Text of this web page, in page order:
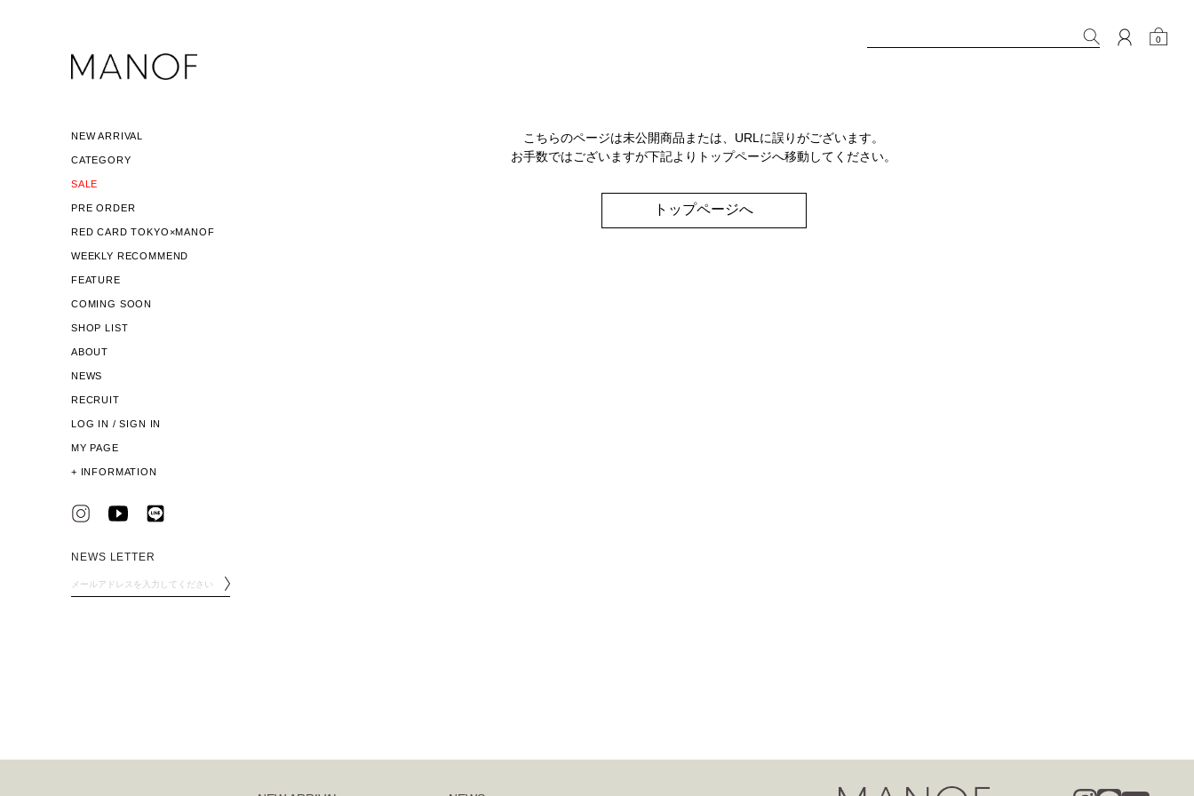
NEW ARRIVAL
CATEGORY
SALE
PRE ORDER
RED CARD TOKYO×MANOF
WEEKLY RECOMMEND
FEATURE
COMING SOON
SHOP LIST
ABOUT
NEWS
RECRUIT
LOG IN / SIGN IN
MY PAGE
+ INFORMATION
NEWS LETTER
0
こちらのページは未公開商品または、URLに誤りがございます。
お手数ではございますが下記よりトップページへ移動してください。
トップページへ